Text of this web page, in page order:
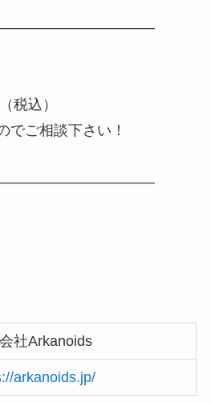
税込）
でご相談下さい！
社Arkanoids
arkanoids.jp/